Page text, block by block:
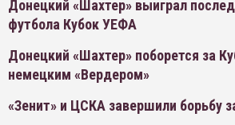
Донецкий «Шахтер» выиграл
футбола Кубок УЕФА
Донецкий «Шахтер» поборется за
немецким «Вердером»
«Зенит» и ЦСКА завершили борьбу